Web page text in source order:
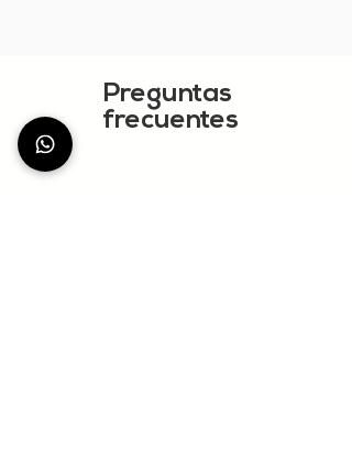
Preguntas
frecuentes